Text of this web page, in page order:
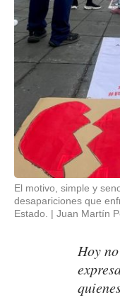
El motivo, simple y
desapariciones que
Estado.
Juan Martín
Hoy